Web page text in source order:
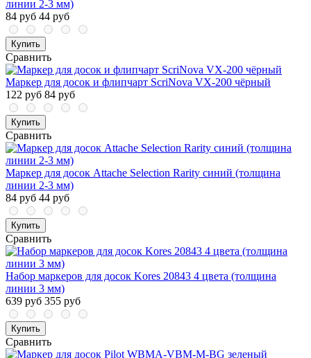
линии 2-3 мм)
84 руб 44 руб
Купить
Сравнить
Маркер для досок и флипчарт ScriNova VX-200 чёрный
122 руб 84 руб
Купить
Сравнить
Маркер для досок Attache Selection Rarity синий (толщина
линии 2-3 мм)
84 руб 44 руб
Купить
Сравнить
Набор маркеров для досок Kores 20843 4 цвета (толщина
линии 3 мм)
639 руб 355 руб
Купить
Сравнить